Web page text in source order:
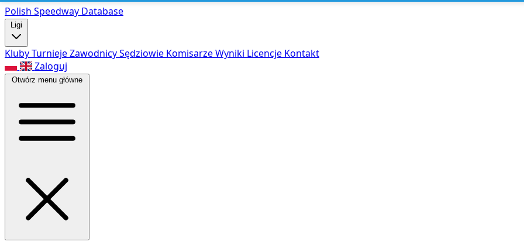
Polish Speedway Database
Ligi
KlubyTurniejeZawodnicySędziowie KomisarzeWyniki Licencje Kontakt
Zaloguj
Otwórz menu główne